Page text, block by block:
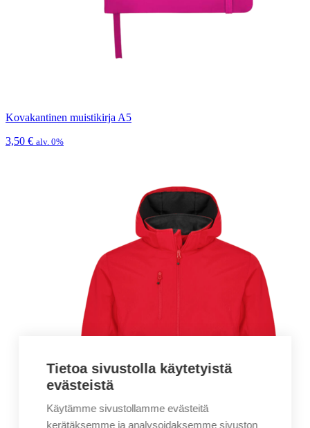
Kovakantinen muistikirja A5
3,50 € alv. 0%
Tietoa sivustolla käytetyistä
evästeistä
Käytämme sivustollamme evästeitä
kerätäksemme ja analysoidaksemme sivuston